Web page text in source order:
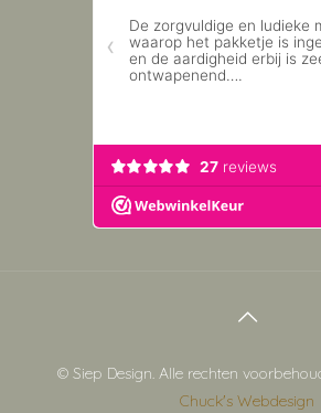
© Siep Design. Alle rechten
Chuck's Webdesign